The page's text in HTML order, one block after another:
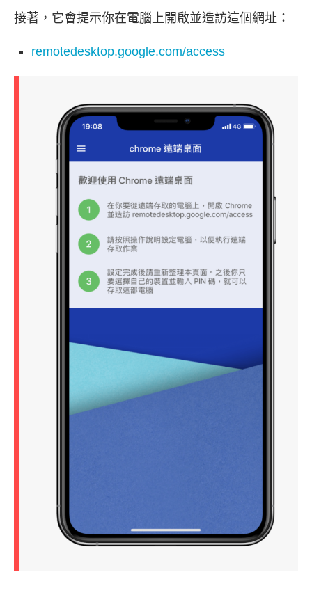
接著，它會提示你在電腦上開啟並造訪這個網址：
remotedesktop.google.com/access